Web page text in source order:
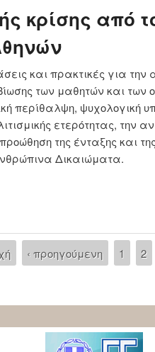
κρίσης από
και πρακτικές για την
των μαθητών και των
περίθαλψη, ψυχολογική
ετερότητας, την
της ένταξης και
Δικαιώματα.
‹ προηγούμενη 1 2